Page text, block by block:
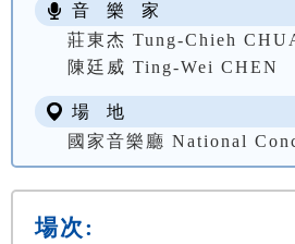
音 樂 家
莊東杰 Tung-Chieh
陳廷威 Ting-Wei CHEN
場 地
國家音樂廳 National
場次: